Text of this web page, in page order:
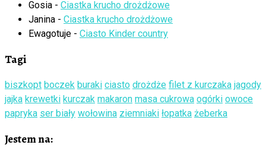
Gosia - Ciastka krucho drożdżowe
Janina - Ciastka krucho drożdżowe
Ewagotuje - Ciasto Kinder country
Tagi
biszkopt boczek buraki ciasto drożdże filet z kurczaka jagody
jajka krewetki kurczak makaron masa cukrowa ogórki owoce
papryka ser biały wołowina ziemniaki łopatka żeberka
Jestem na: